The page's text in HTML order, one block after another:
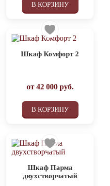
В КОРЗИНУ
Шкаф Комфорт 2
от 42 000руб.
В КОРЗИНУ
Шкаф Парма
двухстворчатый